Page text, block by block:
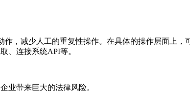
，减少人工的重复性操作。在具体的操作层面上
、连接系统API等。
业带来巨大的法律风险。